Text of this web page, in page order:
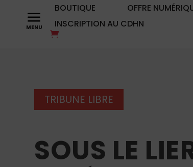
a BOUTIQUE OFFRE
INSCRIPTION AU CDHN
TRIBUNE LIBRE
SOUS LE